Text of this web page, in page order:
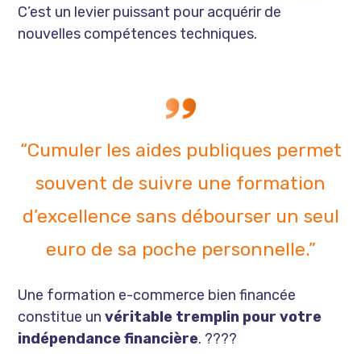
C’est un levier puissant pour acquérir de
nouvelles compétences techniques.
“Cumuler les aides publiques permet
souvent de suivre une formation
d’excellence sans débourser un seul
euro de sa poche personnelle.”
Une formation e-commerce bien financée
constitue unvéritable tremplin pour votre
indépendance financière. ????